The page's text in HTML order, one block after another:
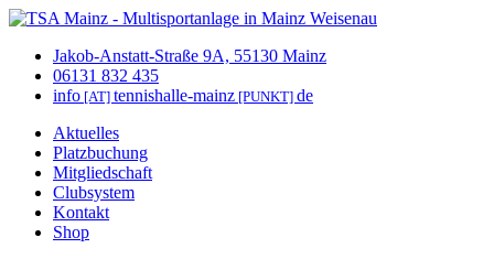
Jakob-Anstatt-Straße 9A, 55130 Mainz
06131 832 435
info [AT] tennishalle-mainz [PUNKT] de
Aktuelles
Platzbuchung
Mitgliedschaft
Clubsystem
Kontakt
Shop